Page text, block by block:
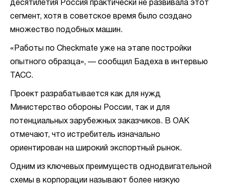
десятилетия Россия практически не развивала этот
сегмент, хотя в советское время было создано
множество подобных машин.
«Работы по Checkmate уже на этапе постройки
опытного образца», — сообщил Бадеха в интервью
ТАСС.
Проект разрабатывается как для нужд
Министерство обороны России, так и для
потенциальных зарубежных заказчиков. В ОАК
отмечают, что истребитель изначально
ориентирован на широкий экспортный рынок.
Одним из ключевых преимуществ однодвигательной
схемы в корпорации называют более низкую